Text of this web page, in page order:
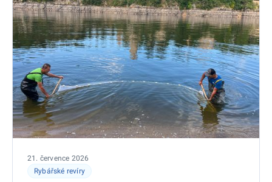
Rybářské revíry
21. července 2026